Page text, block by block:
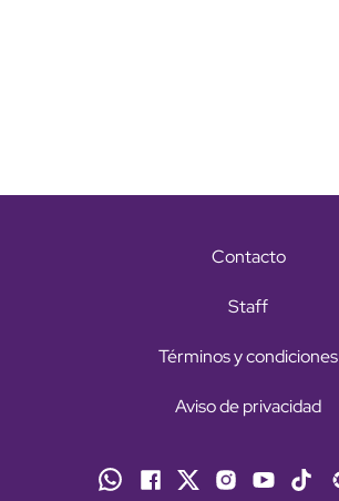
Contacto
Staff
Términos y condiciones
Aviso de privacidad